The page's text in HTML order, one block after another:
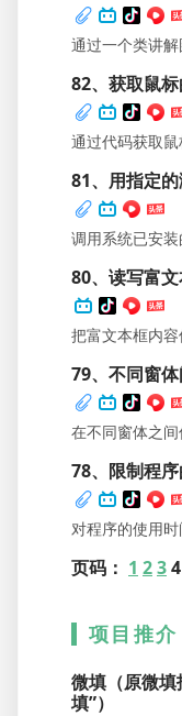
通过一个类讲
82、获取鼠
通过代码获取
81、用指定
调用系统已安
80、读写富
把富文本框内
79、不同窗
在不同窗体之
78、限制程
对程序的使用
页码： 1 234
项目推介
微填（原微
填”）